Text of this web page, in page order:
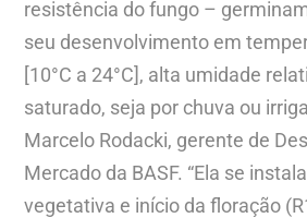
resistência do fungo –
seu desenvolvimento em
[10°C a 24°C], alta umidade
saturado, seja por chuva ou
Marcelo Rodacki, gerente de
Mercado da BASF. “Ela se
vegetativa e início da floração